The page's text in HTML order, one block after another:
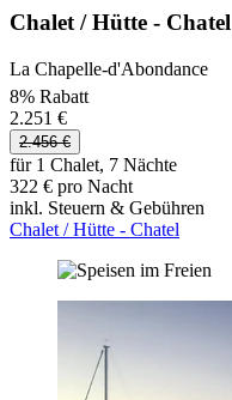
Chalet / Hütte - Chatel
La Chapelle-d'Abondance
8% Rabatt
2.251 €
2.456 €
für 1 Chalet, 7 Nächte
322 € pro Nacht
inkl. Steuern & Gebühren
Chalet / Hütte - Chatel